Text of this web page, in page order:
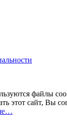
файлы
этот сайт, Вы